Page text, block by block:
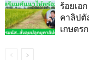
ร้อยเอ
คาลิปตั
เกษตร